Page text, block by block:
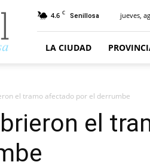
4.6 C Senillosa jueves,
LA CIUDAD
el tramo afectado por el derrumbe
el